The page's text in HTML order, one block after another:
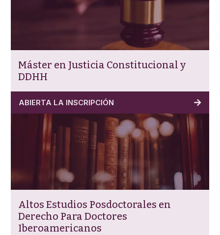
Máster en Justicia Constitucional y
DDHH
ABIERTA LA INSCRIPCIÓN
Altos Estudios Posdoctorales en
Derecho Para Doctores
Iberoamericanos